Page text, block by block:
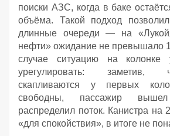
поиски АЗС, когда в баке
объёма. Такой подход
длинные очереди — на
нефти» ожидание не превышало
случае ситуацию на колонке
урегулировать: заметив,
скапливаются у первых
свободны, пассажир
распределил поток. Канистра на
«для спокойствия», в итоге не